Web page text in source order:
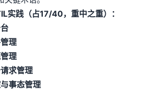
实践（占17/40，重中之重）：
理
理
求管理
事态管理